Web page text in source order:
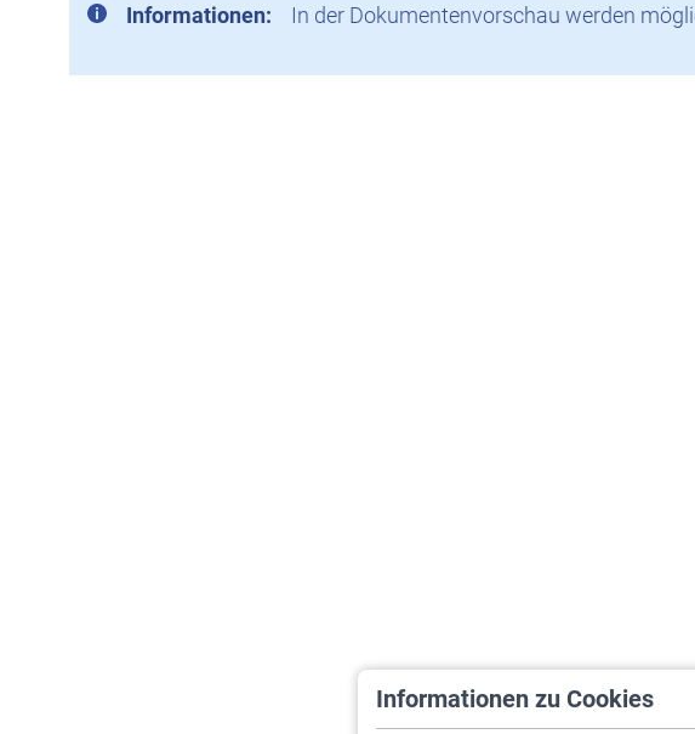
Informationen: In der Dokumentenvorschau werden
Informationen zu Cookies